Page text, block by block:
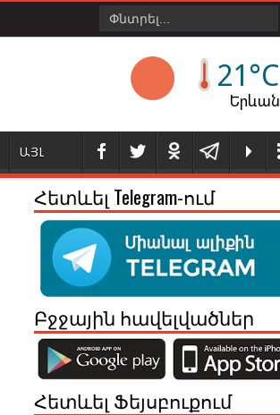
21°C
Երևան
ԱՅԼ
Հետևել Telegram-ում
Բջջային հավելվածներ
Հետևել Ֆեյսբուքում